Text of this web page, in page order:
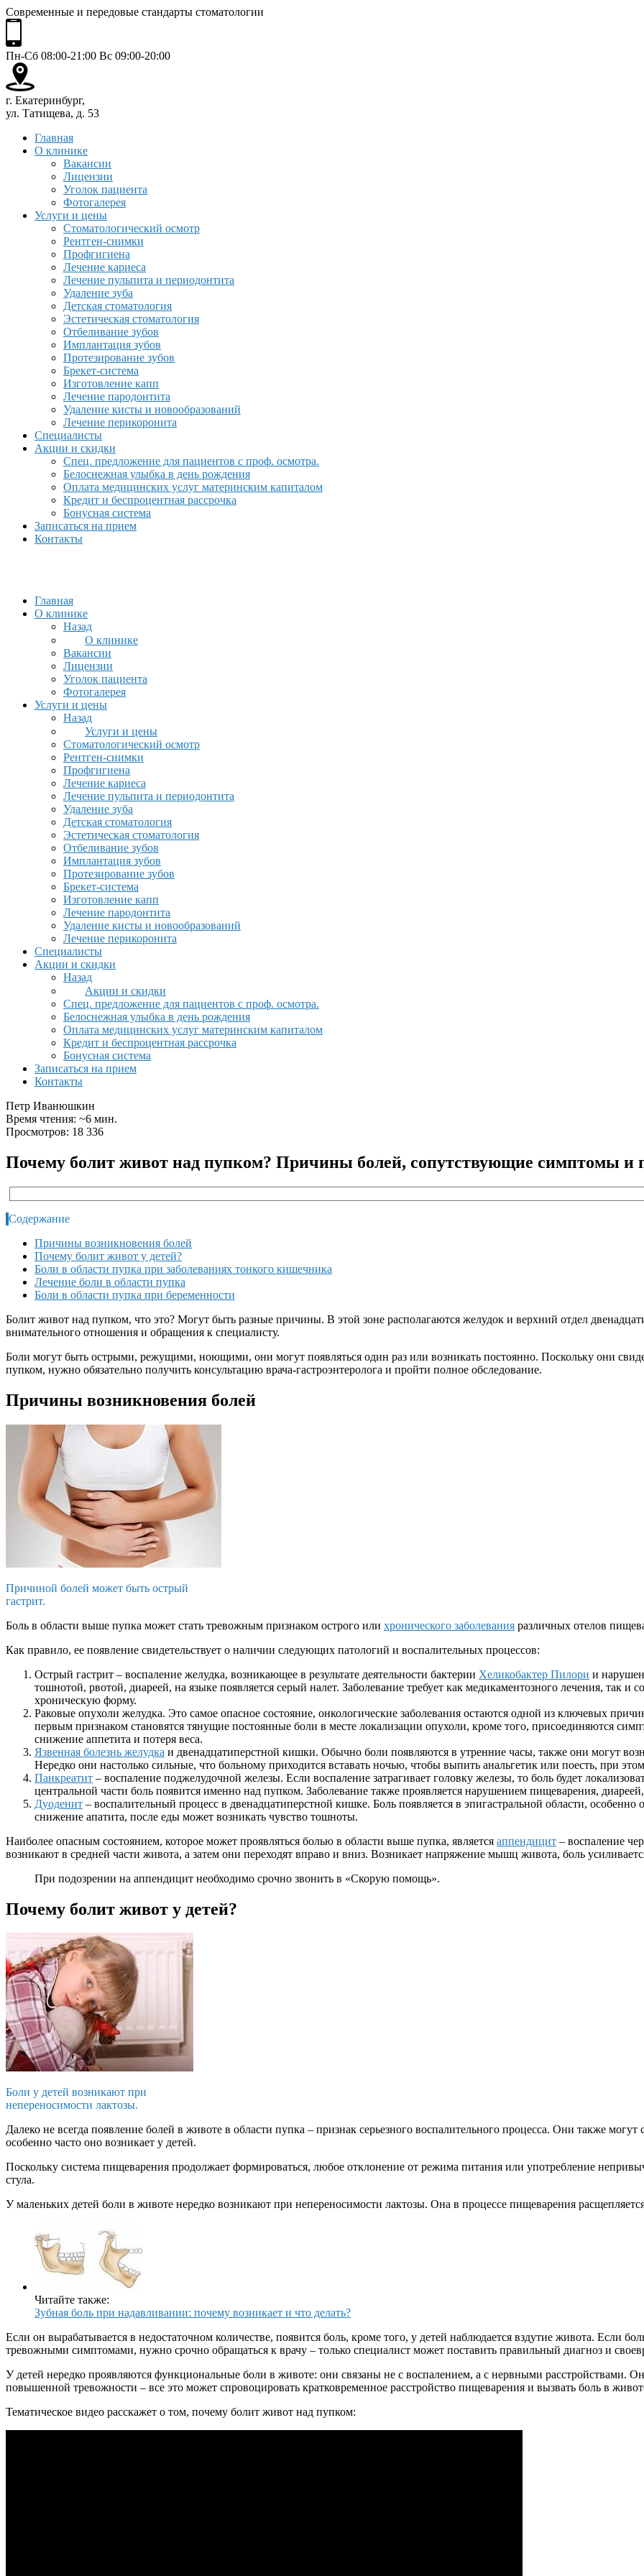
Современные и передовые стандарты стоматологии
Пн-Сб 08:00-21:00 Вс 09:00-20:00
г. Екатеринбург,
ул. Татищева, д. 53
Главная
О клинике
Вакансии
Лицензии
Уголок пациента
Фотогалерея
Услуги и цены
Стоматологический осмотр
Рентген-снимки
Профгигиена
Лечение кариеса
Лечение пульпита и периодонтита
Удаление зуба
Детская стоматология
Эстетическая стоматология
Отбеливание зубов
Имплантация зубов
Протезирование зубов
Брекет-система
Изготовление капп
Лечение пародонтита
Удаление кисты и новообразований
Лечение перикоронита
Специалисты
Акции и скидки
Спец. предложение для пациентов с проф. осмотра.
Белоснежная улыбка в день рождения
Оплата медицинских услуг материнским капиталом
Кредит и беспроцентная рассрочка
Бонусная система
Записаться на прием
Контакты
Главная
О клинике
Назад
О клинике
Вакансии
Лицензии
Уголок пациента
Фотогалерея
Услуги и цены
Назад
Услуги и цены
Стоматологический осмотр
Рентген-снимки
Профгигиена
Лечение кариеса
Лечение пульпита и периодонтита
Удаление зуба
Детская стоматология
Эстетическая стоматология
Отбеливание зубов
Имплантация зубов
Протезирование зубов
Брекет-система
Изготовление капп
Лечение пародонтита
Удаление кисты и новообразований
Лечение перикоронита
Специалисты
Акции и скидки
Назад
Акции и скидки
Спец. предложение для пациентов с проф. осмотра.
Белоснежная улыбка в день рождения
Оплата медицинских услуг материнским капиталом
Кредит и беспроцентная рассрочка
Бонусная система
Записаться на прием
Контакты
Петр Иванюшкин
Время чтения: ~6 мин.
Просмотров: 18 336
Почему болит живот над пупком? Причины болей, сопутствующие симптомы и
Содержание
Причины возникновения болей
Почему болит живот у детей?
Боли в области пупка при заболеваниях тонкого кишечника
Лечение боли в области пупка
Боли в области пупка при беременности
Болит живот над пупком, что это? Могут быть разные причины. В этой зоне располагаются желудок и верхний отдел
внимательного отношения и обращения к специалисту.
Боли могут быть острыми, режущими, ноющими, они могут появляться один раз или возникать постоянно. Поскольку они
пупком, нужно обязательно получить консультацию врача-гастроэнтеролога и пройти полное обследование.
Причины возникновения болей
Причиной болей может быть острый
гастрит.
Боль в области выше пупка может стать тревожным признаком острого или хронического заболевания различных отелов
Как правило, ее появление свидетельствует о наличии следующих патологий и воспалительных процессов:
Острый гастрит – воспаление желудка, возникающее в результате деятельности бактерии Хеликобактер Пилори и
тошнотой, рвотой, диареей, на языке появляется серый налет. Заболевание требует как медикаментозного лечения, так
хроническую форму.
Раковые опухоли желудка. Это самое опасное состояние, онкологические заболевания остаются одной из ключевых
первым признаком становятся тянущие постоянные боли в месте локализации опухоли, кроме того, присоединяются
снижение аппетита и потеря веса.
Язвенная болезнь желудка и двенадцатиперстной кишки. Обычно боли появляются в утренние часы, также они могут
Нередко они настолько сильные, что больному приходится вставать ночью, чтобы выпить анальгетик или поесть, при
Панкреатит – воспаление поджелудочной железы. Если воспаление затрагивает головку железы, то боль будет
центральной части боль появится именно над пупком. Заболевание также проявляется нарушением пищеварения,
Дуоденит – воспалительный процесс в двенадцатиперстной кишке. Боль появляется в эпигастральной области,
снижение апатита, после еды может возникать чувство тошноты.
Наиболее опасным состоянием, которое может проявляться болью в области выше пупка, является аппендицит – воспаление
возникают в средней части живота, а затем они переходят вправо и вниз. Возникает напряжение мышц живота, боль
При подозрении на аппендицит необходимо срочно звонить в «Скорую помощь».
Почему болит живот у детей?
Боли у детей возникают при
непереносимости лактозы.
Далеко не всегда появление болей в животе в области пупка – признак серьезного воспалительного процесса. Они также могут
особенно часто оно возникает у детей.
Поскольку система пищеварения продолжает формироваться, любое отклонение от режима питания или употребление
стула.
У маленьких детей боли в животе нередко возникают при непереносимости лактозы. Она в процессе пищеварения
Читайте также:
Зубная боль при надавливании: почему возникает и что делать?
Если он вырабатывается в недостаточном количестве, появится боль, кроме того, у детей наблюдается вздутие живота. Если
тревожными симптомами, нужно срочно обращаться к врачу – только специалист может поставить правильный диагноз и
У детей нередко проявляются функциональные боли в животе: они связаны не с воспалением, а с нервными расстройствами.
повышенной тревожности – все это может спровоцировать кратковременное расстройство пищеварения и вызвать боль в
Тематическое видео расскажет о том, почему болит живот над пупком: